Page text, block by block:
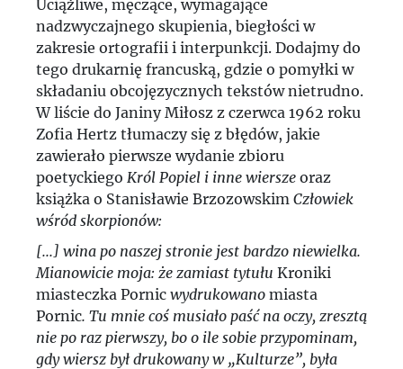
Uciążliwe, męczące, wymagające
nadzwyczajnego skupienia, biegłości w
zakresie ortografii i interpunkcji. Dodajmy do
tego drukarnię francuską, gdzie o pomyłki w
składaniu obcojęzycznych tekstów nietrudno.
W liście do Janiny Miłosz z czerwca 1962 roku
Zofia Hertz tłumaczy się z błędów, jakie
zawierało pierwsze wydanie zbioru
poetyckiego Król Popiel i inne wiersze oraz
książka o Stanisławie Brzozowskim Człowiek
wśród skorpionów:
[...] wina po naszej stronie jest bardzo niewielka.
Mianowicie moja: że zamiast tytułu Kroniki
miasteczka Pornic wydrukowano miasta
Pornic. Tu mnie coś musiało paść na oczy, zresztą
nie po raz pierwszy, bo o ile sobie przypominam,
gdy wiersz był drukowany w „Kulturze”, była